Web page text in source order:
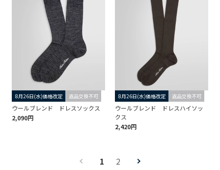
8月26日(水)価格改定 返品交換不可
ウールブレンド ドレスソックス
2,090円
8月26日(水)価格改定 返品交換不可
ウールブレンド ドレスハイソッ
クス
2,420円
1 2